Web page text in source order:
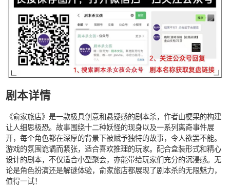
剧本详情
《俞家旅店》是一款极具创意和悬疑感的剧本杀，作者山梗果的构建
让人细思极恐。故事围绕十二种妖怪的现身以及一系列离奇事件展
开，每个角色都在深厚的背景下被赋予独特的故事，令人欲罢不能。
游戏的氛围诡谲而紧张，适合喜欢推理的玩家。配合盒装形式和精心
设计的剧本，不仅适合小型聚会，亦能带给玩家们充分的沉浸感。无
论是角色扮演还是解谜体验，俞家旅店都展现了剧本杀的无限魅力，
值得一试！